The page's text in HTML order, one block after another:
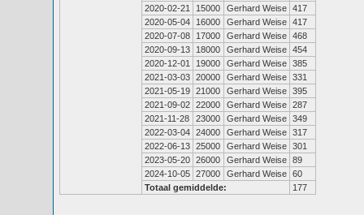
2020-02-21
15000 Gerhard Weise 417
2020-05-04
16000 Gerhard Weise 417
2020-07-08
17000 Gerhard Weise 468
2020-09-13
18000 Gerhard Weise 454
2020-12-01
19000 Gerhard Weise 385
2021-03-03 20000 Gerhard Weise 331
2021-05-19 21000 Gerhard Weise 395
2021-09-02 22000 Gerhard Weise 287
2021-11-28
23000 Gerhard Weise 349
2022-03-04 24000 Gerhard Weise 317
2022-06-13 25000 Gerhard Weise 301
2023-05-20 26000 Gerhard Weise 89
2024-10-05 27000 Gerhard Weise 60
Totaal gemiddelde:
177